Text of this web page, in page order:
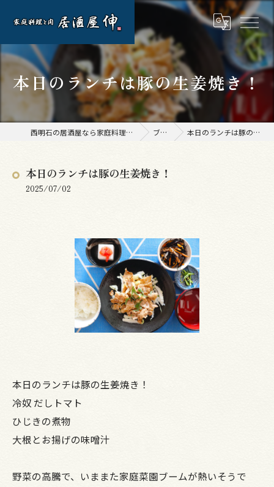
本日のランチは豚の生姜焼き！
西明石の居酒屋なら家庭料理と肉 居酒屋 伸 ブログ 本日のランチは豚の生姜焼き！
本日のランチは豚の生姜焼き！
2025/07/02
本日のランチは豚の生姜焼き！
冷奴 だしトマト
ひじきの煮物
大根とお揚げの味噌汁
野菜の高騰で、いままた家庭菜園ブームが熱いそうで